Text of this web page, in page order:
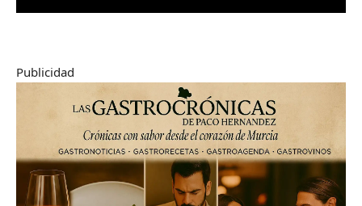
Publicidad